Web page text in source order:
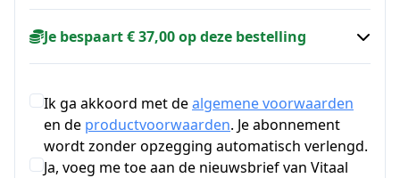
Je bespaart € 37,00 op deze bestelling
Ik ga akkoord met dealgemene voorwaarden
en de productvoorwaarden. Je abonnement
wordt zonder opzegging automatisch verlengd.
Ja, voeg me toe aan de nieuwsbrief van Vitaal